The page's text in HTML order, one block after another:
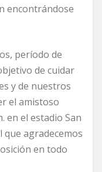
encontrándose
período de
de cuidar
y de nuestros
el amistoso
en el estadio San
que agradecemos
en todo